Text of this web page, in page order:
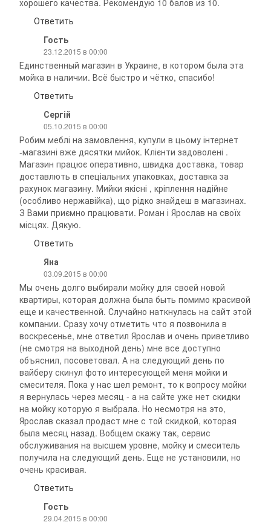
хорошего качества. Рекомендую 10 балов из 10.
Ответить
Гость
23.12.2015 в 00:00
Единственный магазин в Украине, в котором была эта
мойка в наличии. Всё быстро и чётко, спасибо!
Ответить
Сергій
05.10.2015 в 00:00
Робим меблі на замовлення, купули в цьому інтернет
-магазині вже дясятки мийок. Клієнти задоволені .
Магазин працює оперативно, швидка доставка, товар
доставлють в спеціальних упаковках, доставка за
рахунок магазину. Мийки якісні , кріплення надійне
(особливо нержавійка), що рідко знайдеш в магазинах.
З Вами приємно працювати. Роман і Ярослав на своїх
місцях. Дякую.
Ответить
Яна
03.09.2015 в 00:00
Мы очень долго выбирали мойку для своей новой
квартиры, которая должна была быть помимо красивой
еще и качественной. Случайно наткнулась на сайт этой
компании. Сразу хочу отметить что я позвонила в
воскресенье, мне ответил Ярослав и очень приветливо
(не смотря на выходной день) мне все доступно
объяснил, посоветовал. А на следующий день по
вайберу скинул фото интересующей меня мойки и
смесителя. Пока у нас шел ремонт, то к вопросу мойки
я вернулась через месяц - а на сайте уже нет скидки
на мойку которую я выбрала. Но несмотря на это,
Ярослав сказал продаст мне с той скидкой, которая
была месяц назад. Вобщем скажу так, сервис
обслуживания на высшем уровне, мойку и смеситель
получила на следующий день. Еще не установили, но
очень красивая.
Ответить
Гость
29.04.2015 в 00:00